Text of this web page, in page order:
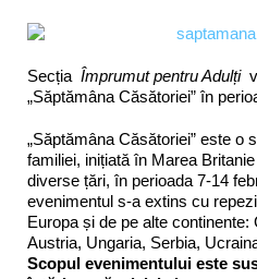
Secția Împrumut pentru Adulți
„Săptămâna Căsătoriei” în
„Săptămâna Căsătoriei” este o
familiei, inițiată în Marea
diverse țări, în perioada 7-14
evenimentul s-a extins cu
Europa și de pe alte
Austria, Ungaria, Serbia,
Scopul evenimentului este